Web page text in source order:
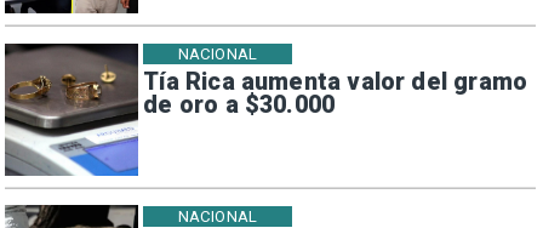
Tía Rica aumenta valor del gramo
de oro a $30.000
NACIONAL
NACIONAL